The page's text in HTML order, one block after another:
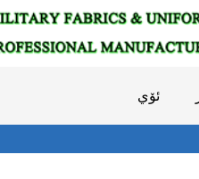
ئۆي